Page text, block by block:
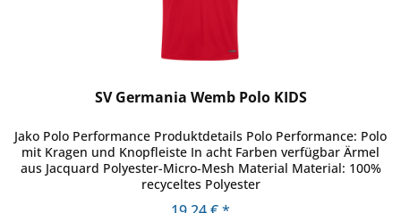
SV Germania Wemb Polo KIDS
Jako Polo Performance Produktdetails Polo Performance: Polo
mit Kragen und Knopfleiste In acht Farben verfügbar Ärmel
aus Jacquard Polyester-Micro-Mesh Material Material: 100%
recyceltes Polyester